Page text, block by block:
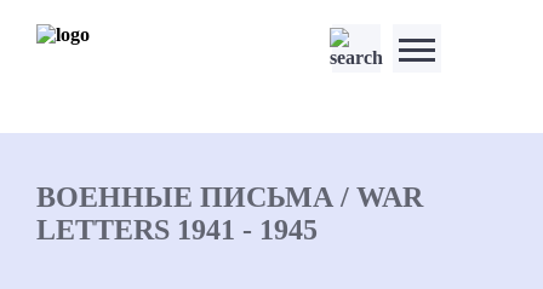
ВОЕННЫЕ ПИСЬМА / WAR
LETTERS 1941 - 1945